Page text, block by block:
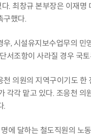
다. 최창규 본부장은 이재명
구했다.
우,시설유지보수업무의 민
단서조항이 사라질 경우 국
천 의원의 지역구이기도 한
각각 맡고 있다. 조응천 의
.
에 달하는 철도직원의 노